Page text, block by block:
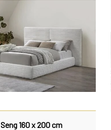
Seng 160 x 200 cm